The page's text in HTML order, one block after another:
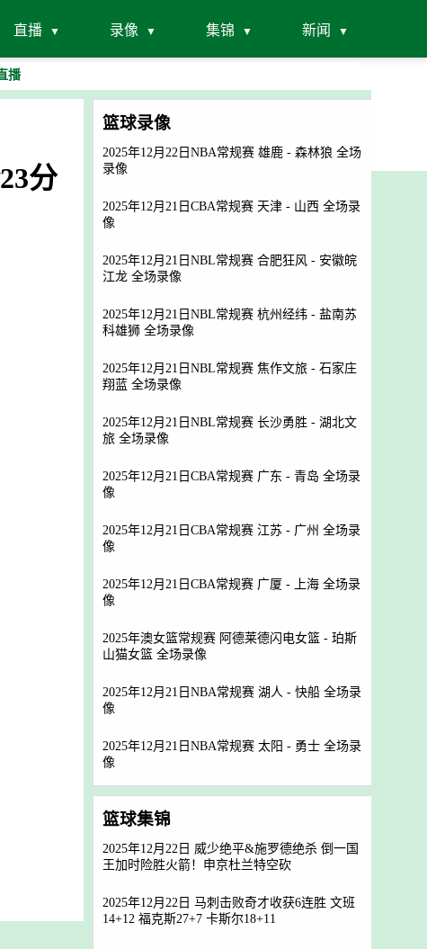
直播 录像 集锦 新闻
播
分
篮球录像
2025年12月22日NBA常规赛 雄鹿 - 森林狼 全场
录像
2025年12月21日CBA常规赛 天津 - 山西 全场录
像
2025年12月21日NBL常规赛 合肥狂风 - 安徽皖
江龙 全场录像
2025年12月21日NBL常规赛 杭州经纬 - 盐南苏
科雄狮 全场录像
2025年12月21日NBL常规赛 焦作文旅 - 石家庄
翔蓝 全场录像
2025年12月21日NBL常规赛 长沙勇胜 - 湖北文
旅 全场录像
2025年12月21日CBA常规赛 广东 - 青岛 全场录
像
2025年12月21日CBA常规赛 江苏 - 广州 全场录
像
2025年12月21日CBA常规赛 广厦 - 上海 全场录
像
2025年澳女篮常规赛 阿德莱德闪电女篮 - 珀斯
山猫女篮 全场录像
2025年12月21日NBA常规赛 湖人 - 快船 全场录
像
2025年12月21日NBA常规赛 太阳 - 勇士 全场录
像
篮球集锦
2025年12月22日 威少绝平&施罗德绝杀 倒一国
王加时险胜火箭！申京杜兰特空砍
2025年12月22日 马刺击败奇才收获6连胜 文班
14+12 福克斯27+7 卡斯尔18+11